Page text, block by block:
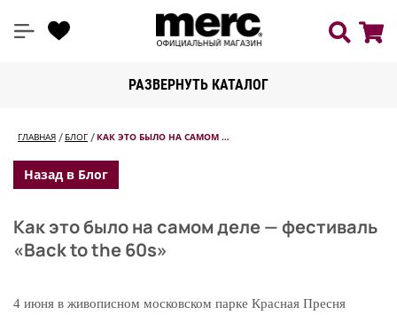
РАЗВЕРНУТЬ КАТАЛОГ
ГЛАВНАЯ БЛОГ КАК ЭТО БЫЛО НА САМОМ …
Как это было на самом деле — фестиваль
«Back to the 60s»
Назад в Блог
4 июня в живописном московском парке Красная Пресня